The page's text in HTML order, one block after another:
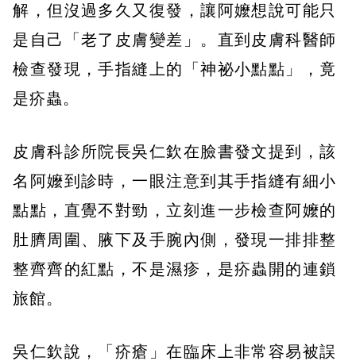
解，但沒過多久又復發，讓阿嬤想說可能只
是自己「老了皮膚變差」。直到皮膚科醫師
檢查發現，手指縫上的「神祕小點點」，竟
是疥蟲。
皮膚科診所院長吳仁欽在臉書發文提到，該
名阿嬤到診時，一眼注意到其手指縫有細小
點點，直覺不對勁，立刻進一步檢查阿嬤的
肚臍周圍、腋下及手腕內側，發現一排排整
整齊齊的紅點，不是濕疹，是疥蟲開的連鎖
旅館。
吳仁欽說，「疥瘡」在臨床上非常容易被誤